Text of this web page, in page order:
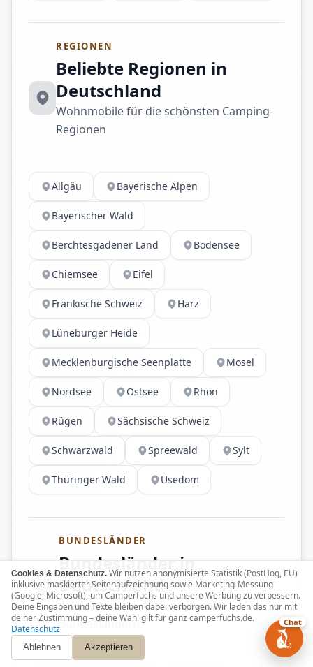
REGIONEN
Beliebte Regionen in
Deutschland
Wohnmobile für die schönsten Camping-
Regionen
Allgäu Bayerische Alpen
Bayerischer Wald
Berchtesgadener Land Bodensee
Chiemsee Eifel
Fränkische Schweiz Harz
Lüneburger Heide
Mecklenburgische Seenplatte Mosel
Nordsee Ostsee Rhön
Rügen Sächsische Schweiz
Schwarzwald Spreewald Sylt
Thüringer Wald Usedom
BUNDESLÄNDER
Bundesländer in
Deutschland
Wohnmobile in allen deutschen
Bundesländern
Cookies & Datenschutz. Wir nutzen anonymisierte Statistik (PostHog, EU)
inklusive maskierter Seitenaufzeichnung sowie Marketing-Messung
(Google, Microsoft), um Camperfuchs und unsere Werbung zu verbessern.
Deine Eingaben und Texte bleiben dabei verborgen. Wir laden das nur mit
deiner Zustimmung – deine Wahl gilt für ganz camperfuchs.de.
Datenschutz
Ablehnen Akzeptieren
Chat